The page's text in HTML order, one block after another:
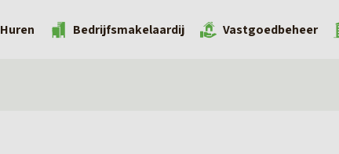
Huren Bedrijfsmakelaardij Vastgoedbeheer